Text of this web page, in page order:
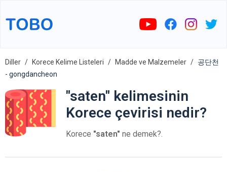
Diller Korece Kelime Listeleri Madde ve Malzemeler
공단천
- gongdancheon
"saten" kelimesinin
Korece çevirisi nedir?
Korece "saten" ne demek?.